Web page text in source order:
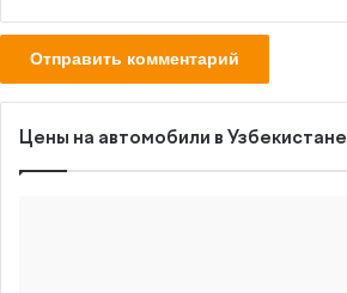
Цены на автомобили в Узбекистане